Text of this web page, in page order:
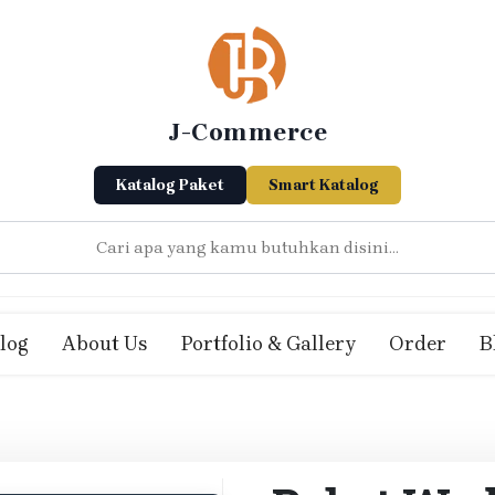
J-Commerce
Katalog Paket Smart Katalog
About Us Portfolio & Gallery Order